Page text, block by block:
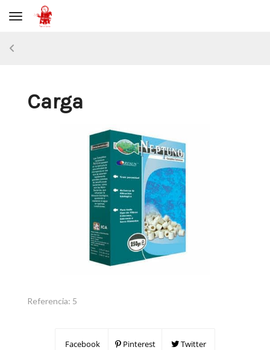
Toggle navigation
Carga
Referencia: 5
Facebook Pinterest Twitter